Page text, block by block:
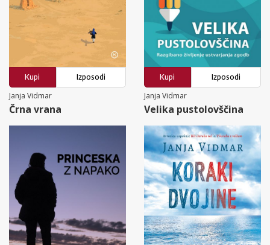
Kupi
Izposodi
Janja Vidmar
Črna vrana
Kupi
Izposodi
Janja Vidmar
Velika pustolovščina